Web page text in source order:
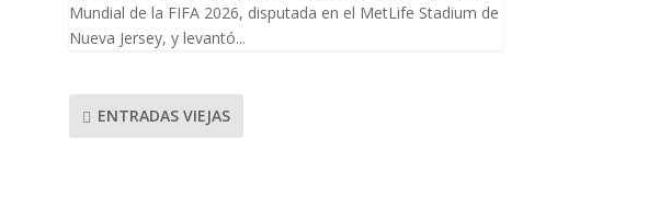
Mundial de la FIFA 2026, disputada en el MetLife Stadium de
Nueva Jersey, y levantó...
ENTRADAS VIEJAS